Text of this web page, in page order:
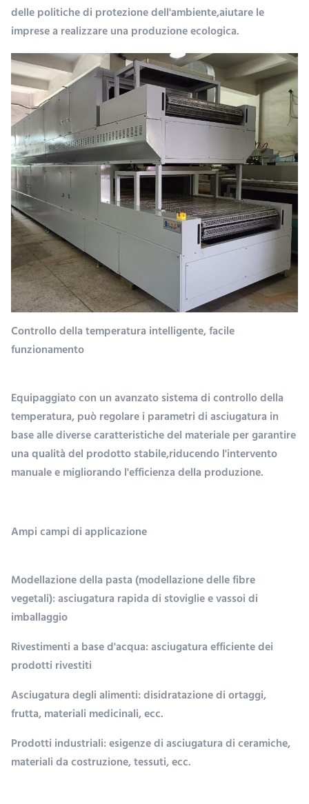
delle politiche di protezione dell'ambiente,aiutare le
imprese a realizzare una produzione ecologica.
Controllo della temperatura intelligente, facile
funzionamento
Equipaggiato con un avanzato sistema di controllo della
temperatura, può regolare i parametri di asciugatura in
base alle diverse caratteristiche del materiale per garantire
una qualità del prodotto stabile,riducendo l'intervento
manuale e migliorando l'efficienza della produzione.
Ampi campi di applicazione
Modellazione della pasta (modellazione delle fibre
vegetali): asciugatura rapida di stoviglie e vassoi di
imballaggio
Rivestimenti a base d'acqua: asciugatura efficiente dei
prodotti rivestiti
Asciugatura degli alimenti: disidratazione di ortaggi,
frutta, materiali medicinali, ecc.
Prodotti industriali: esigenze di asciugatura di ceramiche,
materiali da costruzione, tessuti, ecc.